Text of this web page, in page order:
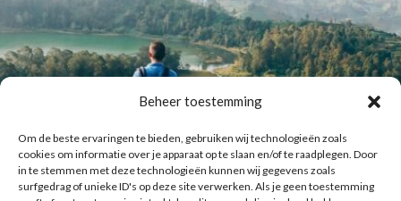
Beheer toestemming
Om de beste ervaringen te bieden, gebruiken wij technologieën zoals
cookies om informatie over je apparaat op te slaan en/of te raadplegen. Door
in te stemmen met deze technologieën kunnen wij gegevens zoals
surfgedrag of unieke ID's op deze site verwerken. Als je geen toestemming